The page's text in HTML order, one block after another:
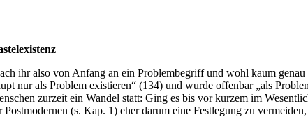
ihr also von Anfang an ein Problembegriff und wohl kaum
als Problem existieren“ (134) und wurde offenbar „als
zurzeit ein Wandel statt: Ging es bis vor kurzem im
(s. Kap. 1) eher darum eine Festlegung zu